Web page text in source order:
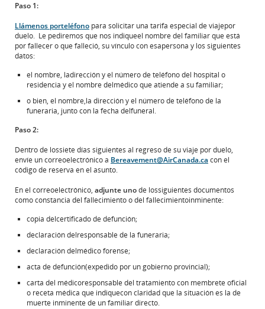
Paso 1:
Llámenos porteléfono para solicitar una tarifa especial de viajepor
duelo. Le pediremos que nos indiqueel nombre del familiar que está
por fallecer o que falleció, su vínculo con esapersona y los siguientes
datos:
el nombre, ladirección y el número de teléfono del hospital o
residencia y el nombre delmédico que atiende a su familiar;
o bien, el nombre,la dirección y el número de teléfono de la
funeraria, junto con la fecha delfuneral.
Paso 2:
Dentro de lossiete días siguientes al regreso de su viaje por duelo,
envíe un correoelectrónico a Bereavement@AirCanada.ca con el
código de reserva en el asunto.
En el correoelectrónico, adjunte unode lossiguientes documentos
como constancia del fallecimiento o del fallecimientoinminente:
copia delcertificado de defunción;
declaración delresponsable de la funeraria;
declaración delmédico forense;
acta de defunción(expedido por un gobierno provincial);
carta del médicoresponsable del tratamiento con membrete oficial
o receta médica que indiquecon claridad que la situación es la de
muerte inminente de un familiar directo.